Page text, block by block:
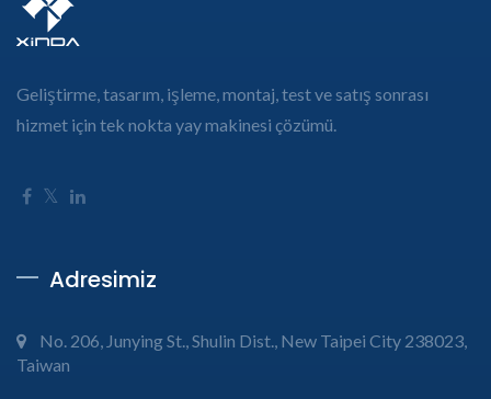
Geliştirme, tasarım, işleme, montaj, test ve satış sonrası
hizmet için tek nokta yay makinesi çözümü.
Adresimiz
No. 206, Junying St., Shulin Dist., New Taipei City 238023,
Taiwan